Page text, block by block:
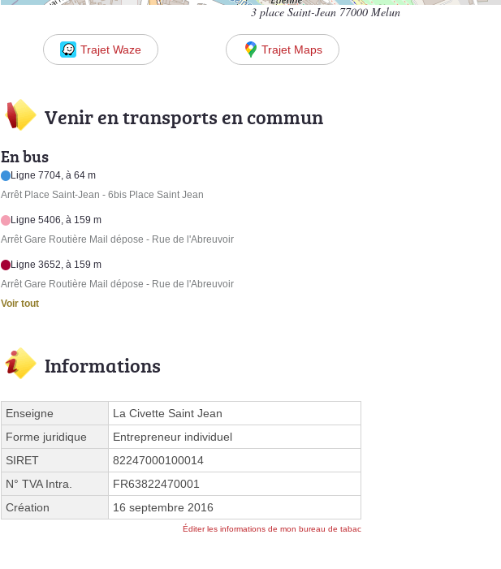
3 place Saint-Jean 77000 Melun
Trajet Waze Trajet Maps
Venir en transports en commun
En bus
Ligne 7704, à 64 m
Arrêt Place Saint-Jean - 6bis Place Saint Jean
Ligne 5406, à 159 m
Arrêt Gare Routière Mail dépose - Rue de l'Abreuvoir
Ligne 3652, à 159 m
Arrêt Gare Routière Mail dépose - Rue de l'Abreuvoir
Voir tout
Informations
Enseigne
La Civette Saint Jean
Forme juridique
Entrepreneur individuel
SIRET
82247000100014
N° TVA Intra.
FR63822470001
Création
16 septembre 2016
Éditer les informations de mon bureau de tabac